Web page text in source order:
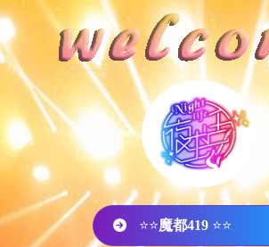
⭐⭐魔都419 ⭐⭐